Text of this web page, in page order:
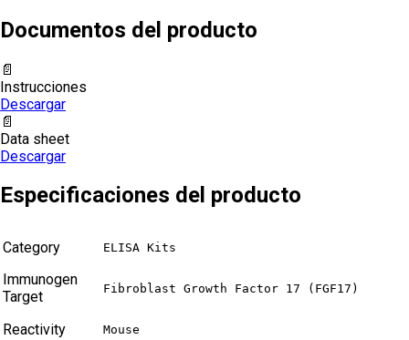
Documentos del producto
📄
Instrucciones
Descargar
📄
Data sheet
Descargar
Especificaciones del producto
Category ELISA Kits
Immunogen
Target
Fibroblast Growth Factor 17 (FGF17)
Reactivity Mouse